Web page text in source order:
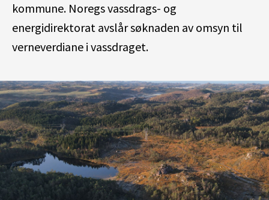
kommune. Noregsvassdrags- og
energidirektorat avslår søknaden av omsyn til
verneverdiane i vassdraget.